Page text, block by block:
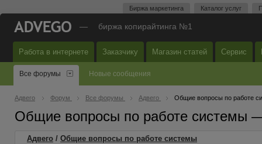
Биржа маркетинга Каталог услуг
— биржа копирайтинга №1
Работа в интернете Заказчику Магазин статей Сервис
Все форумы Новые сообщения
Адвего Форум Все форумы Адвего Общие вопросы по работе
Общие вопросы по работе системы
Адвего / Общие вопросы по работе системы